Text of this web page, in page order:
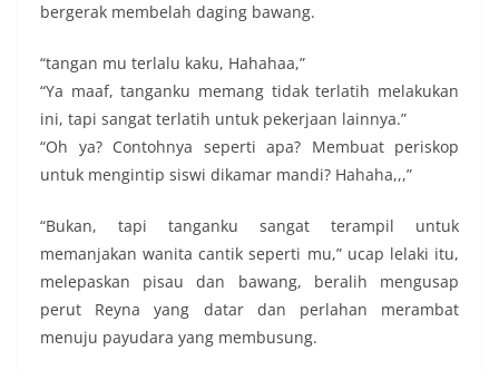
bergerak membelah daging bawang.
“tangan mu terlalu kaku, Hahahaa,”
“Ya maaf, tanganku memang tidak terlatih melakukan
ini, tapi sangat terlatih untuk pekerjaan lainnya.”
“Oh ya? Contohnya seperti apa? Membuat periskop
untuk mengintip siswi dikamar mandi? Hahaha,,,”
“Bukan, tapi tanganku sangat terampil untuk
memanjakan wanita cantik seperti mu,” ucap lelaki itu,
melepaskan pisau dan bawang, beralih mengusap
perut Reyna yang datar dan perlahan merambat
menuju payudara yang membusung.